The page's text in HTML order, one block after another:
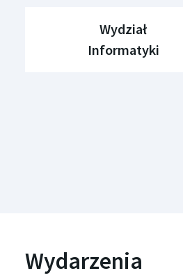
Wydział
Informatyki
Wydarzenia